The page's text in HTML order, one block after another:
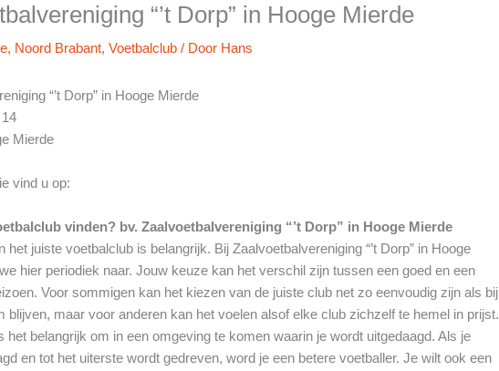
“’t Dorp” in Hooge Mierde
, Noord Brabant,Voetbalclub / Door Hans
“’t Dorp” in Hooge Mierde
Mierde
vind u op:
vinden? bv. Zaalvoetbalvereniging “’t Dorp” in Hooge Mierde
het juiste voetbalclub is belangrijk. Bij Zaalvoetbalvereniging “’t Dorp” in Hooge
hier periodiek naar. Jouw keuze kan het verschil zijn tussen een goed en een
Voor sommigen kan het kiezen van de juiste club net zo eenvoudig zijn als bij
blijven, maar voor anderen kan het voelen alsof elke club zichzelf te hemel in prijst.
het belangrijk om in een omgeving te komen waarin je wordt uitgedaagd. Als je
en tot het uiterste wordt gedreven, word je een betere voetballer. Je wilt ook een